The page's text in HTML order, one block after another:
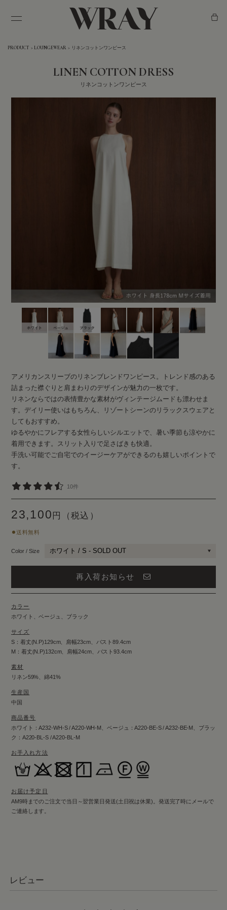
ABOUT
GIFT & SET
ギフト&セット（特別価格）
PRODUCT
インナーケア
フェムケア
ヘア&スカルプケア
靴下&アンダーウェア
ホーム・雑貨
lounge WRAY
LOOK BOOK
ALL ITEMS
MEDIA
取扱店舗
会員登録 / ログイン
キャンセルポリシー
PRODUCT LOUNGEWEAR リネンコットンワンピース
LINEN COTTON DRESS
リネンコットンワンピース
アメリカンスリーブのリネンブレンドワンピース。トレンド感のある
詰まった襟ぐりと肩まわりのデザインが魅力の一枚です。
リネンならではの表情豊かな素材がヴィンテージムードも漂わせま
す。デイリー使いはもちろん、リゾートシーンのリラックスウェアと
してもおすすめ。
ゆるやかにフレアする女性らしいシルエットで、暑い季節も涼やかに
着用できます。スリット入りで足さばきも快適。
手洗い可能でご自宅でのイージーケアができるのも嬉しいポイントで
す。
10件
23,100 円（税込）
送料無料
Color / Size
再入荷お知らせ
カラー
ホワイト、ベージュ、ブラック
サイズ
S：着丈(N.P)129cm、肩幅23cm、バスト89.4cm
M：着丈(N.P)132cm、肩幅24cm、バスト93.4cm
素材
リネン59%、綿41%
生産国
中国
商品番号
ホワイト：A232-WH-S / A220-WH-M、ベージュ：A220-BE-S / A232-BE-M、ブラッ
ク：A220-BL-S / A220-BL-M
お手入れ方法
お届け予定日
AM9時までのご注文で当日～翌営業日発送(土日祝は休業)。発送完了時にメールで
ご連絡します。
レビュー